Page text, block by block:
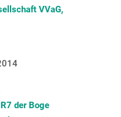
VVaG,
der Boge